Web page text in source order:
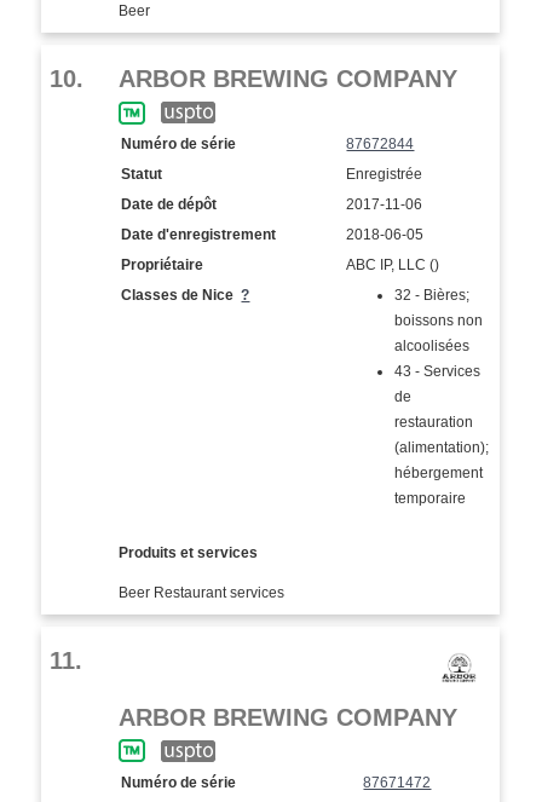
Beer
10. ARBOR BREWING COMPANY
Numéro de série
87672844
Statut
Enregistrée
Date de dépôt
2017-11-06
Date d'enregistrement
2018-06-05
Propriétaire
ABC IP, LLC ()
Classes de Nice?
32 - Bières;
boissons non
alcoolisées
43 - Services
de
restauration
(alimentation);
hébergement
temporaire
Produits et services
Beer Restaurant services
11.
ARBOR BREWING COMPANY
Numéro de série
87671472